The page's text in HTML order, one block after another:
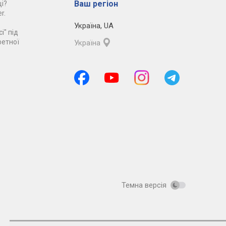
під
Ваш регіон
Україна, UA
Україна
Темна версія